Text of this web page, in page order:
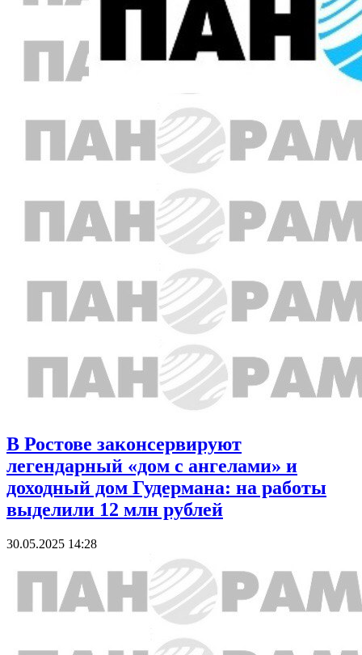
В Ростове законсервируют
легендарный «дом с ангелами» и
доходный дом Гудермана: на работы
выделили 12 млн рублей
30.05.2025 14:28